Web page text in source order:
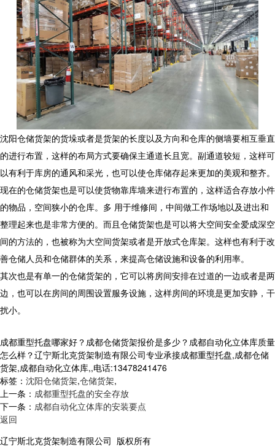
沈阳仓储货架的货垛或者是货架的长度以及方向和仓库的侧墙要相互垂直
的进行布置，这样的布局方式要确保主通道长且宽。副通道较短，这样可
以有利于库房的通风和采光，也可以使仓库储存起来更加的美观和整齐。
现在的仓储货架也是可以使货物靠库墙来进行布置的，这样适合存放小件
的物品，空间狭小的仓库。多 用于维修间，中间做工作场地以及进出和
整理起来也是非常方便的。而且仓储货架也是可以将大空间安全爱成深空
间的方法的，也被称为大空间货架或者是开放式仓库架。这样也有利于改
善仓储人员和仓储群体的关系，来提高仓储设施和设备的利用率。
其次也是有单一的仓储货架的，它可以将房间安排在过道的一边或者是两
边，也可以在房间的周围设置服务设施，这样房间的环境是更加安静，干
扰小。
成都重型托盘哪家好？成都仓储货架报价是多少？成都自动化立体库质量
怎么样？辽宁斯北克货架制造有限公司专业承接成都重型托盘,成都仓储
货架,成都自动化立体库,,电话:13478241476
标签： 沈阳仓储货架,仓储货架,
上一条： 成都重型托盘的安全存放
下一条： 成都自动化立体库的安装要点
返回
辽宁斯北克货架制造有限公司 版权所有